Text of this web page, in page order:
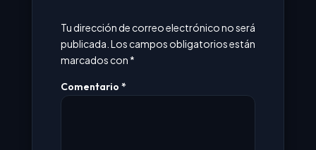
Tu dirección de correo electrónico no será
publicada. Los campos obligatorios están
marcados con *
Comentario *